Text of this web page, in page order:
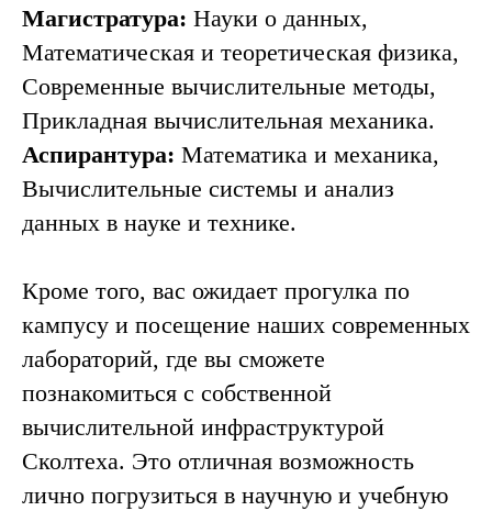
Магистратура: Науки о данных,
Математическая и теоретическая физика,
Современные вычислительные методы,
Прикладная вычислительная механика.
Аспирантура: Математика и механика,
Вычислительные системы и анализ
данных в науке и технике.
Кроме того, вас ожидает прогулка по
кампусу и посещение наших современных
лабораторий, где вы сможете
познакомиться с собственной
вычислительной инфраструктурой
Сколтеха. Это отличная возможность
лично погрузиться в научную и учебную